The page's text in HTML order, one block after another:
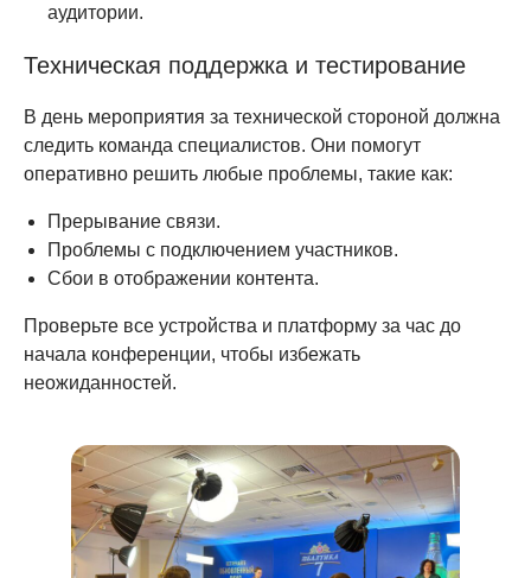
аудитории.
Техническая поддержка и тестирование
В день мероприятия за технической стороной должна
следить команда специалистов. Они помогут
оперативно решить любые проблемы, такие как:
Прерывание связи.
Проблемы с подключением участников.
Сбои в отображении контента.
Проверьте все устройства и платформу за час до
начала конференции, чтобы избежать
неожиданностей.